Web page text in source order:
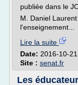
publiée dans le
M. Daniel
l'enseignement...
Lire la suite
Date: 2016-10-
Site : senat.fr
Les